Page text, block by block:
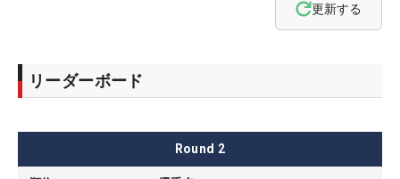
更新する
リーダーボード
Round 2